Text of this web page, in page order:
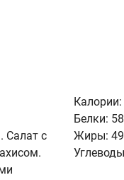
Салат с
Калории:
Белки:
Жиры: